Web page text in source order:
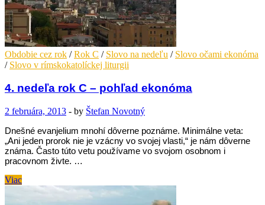
Obdobie cez rok /Rok C / Slovo na nedeľu / Slovo očami ekonóma
/ Slovo v rímskokatolíckej liturgii
4. nedeľa rok C – pohľad ekonóma
2 februára, 2013 - by Štefan Novotný
Dnešné evanjelium mnohí dôverne poznáme. Minimálne veta:
„Ani jeden prorok nie je vzácny vo svojej vlasti,“ je nám dôverne
známa. Často túto vetu používame vo svojom osobnom i
pracovnom živte. …
4.
Viac